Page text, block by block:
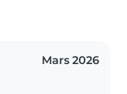
Mars 2026